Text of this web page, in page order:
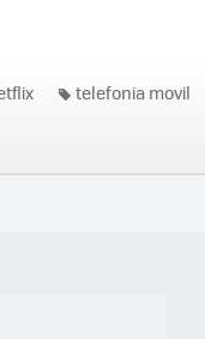
telefonia movil